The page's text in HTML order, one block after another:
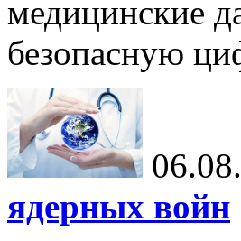
медицинские
безопасную
ядерных войн